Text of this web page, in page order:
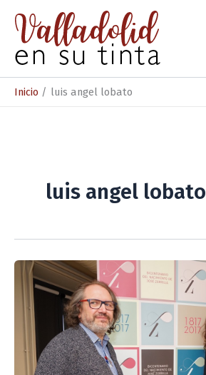
contenido
Inicio luis angel lobato
luis angel lobato